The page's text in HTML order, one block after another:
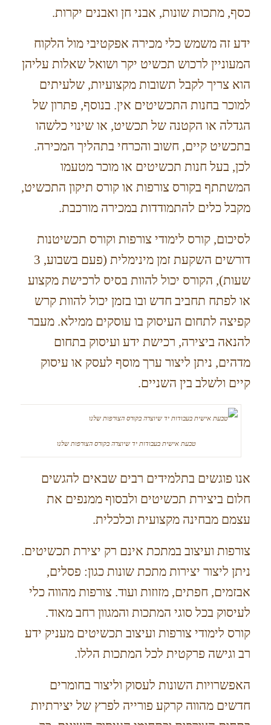
כסף, מתכות שונות, אבני חן ואבנים יקרות.
ידע זה משמש כלי מכירה אפקטיבי מול הלקוח
המעוניין לרכוש תכשיט יקר ושואל שאלות עליהן
הוא צריך לקבל תשובות מקצועיות, שלעיתים
למוכר בחנות התכשיטים אין. בנוסף, פתרון של
הגדלה או הקטנה של תכשיט, או שינוי כלשהו
בתכשיט קיים, חשוב והכרחי בתהליך המכירה.
לכן, בעל חנות תכשיטים או מוכר מטעמו
המשתתף בקורס צורפות או קורס תיקון התכשיט,
מקבל כלים להתמודדות במכירה מורכבת.
לסיכום, קורס לימודי צורפות וקורס תכשיטנות
דורשים השקעת זמן מינימלית (פעם בשבוע, 3
שעות), הקורס יכול להוות בסיס לרכישת מקצוע
או לפתח תחביב חדש ובו בזמן יכול להוות קרש
קפיצה לתחום העיסוק בו עוסקים ממילא. מעבר
להנאה ביצירה, רכישת ידע ועיסוק בתחום
מדהים, ניתן ליצור ערך מוסף לעסק או עיסוק
קיים ולשלב בין השניים.
טבעת אישית בעבודות יד שיוצרה בקורס הצורפות שלנו
אנו פוגשים בתלמידים רבים שבאים להגשים
חלום ביצירת תכשיטים ולבסוף ממנפים את
עצמם מבחינה מקצועית וכלכלית.
צורפות ועיצוב במתכת אינם רק יצירת תכשיטים.
ניתן ליצור יצירות מתכת שונות כגון: פסלים,
אבזמים, חפתים, מזוזות ועוד. צורפות מהווה כלי
לעיסוק בכל סוגי המתכות והמגוון רחב מאוד.
קורס לימודי צורפות ועיצוב תכשיטים מעניק ידע
רב וגישה פרקטית לכל המתכות הללו.
האפשרויות השונות לעסוק וליצור בחומרים
חדשים מהווה קרקע פורייה לפרץ של יצירתיות